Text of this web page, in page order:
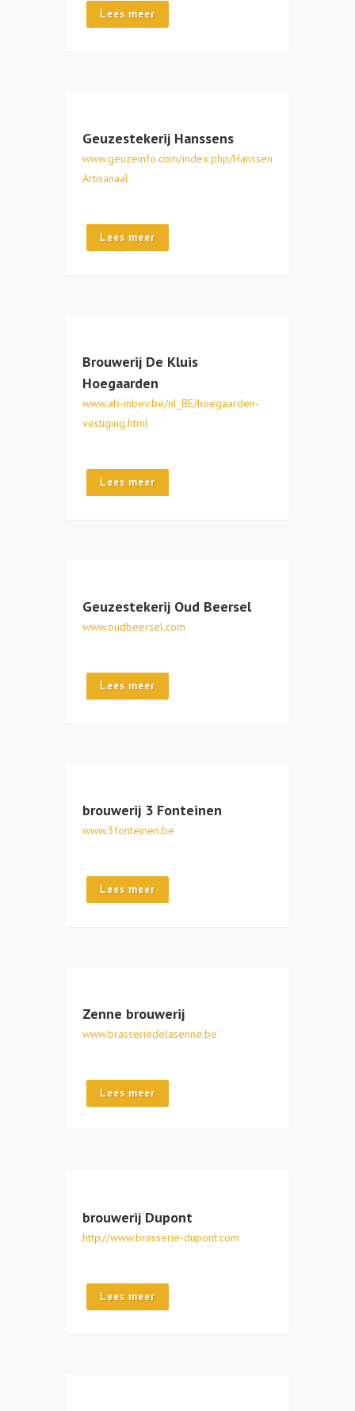
Lees meer
Geuzestekerij Hanssens
www.geuzeinfo.com/index.php/Hanssens-
Artisanaal
Lees meer
Brouwerij De Kluis
Hoegaarden
www.ab-inbev.be/nl_BE/hoegaarden-
vestiging.html
Lees meer
Geuzestekerij Oud Beersel
www.oudbeersel.com
Lees meer
brouwerij 3 Fonteinen
www.3fonteinen.be
Lees meer
Zenne brouwerij
www.brasseriedelasenne.be
Lees meer
brouwerij Dupont
http://www.brasserie-dupont.com
Lees meer